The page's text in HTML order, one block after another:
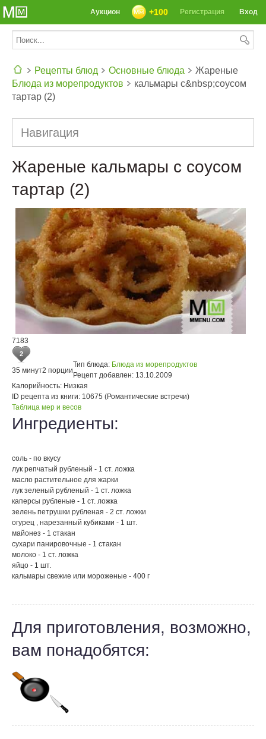
Вход
Регистрация
+100
Аукцион
Рецепты блюд
Основные блюда
Блюда из морепродуктов
Жареные
кальмары с&nbsp;соусом
тартар (2)
Навигация
Жареные кальмары с соусом
тартар (2)
7183
2
35 минут2 порции
Тип блюда: Блюда из морепродуктов
Рецепт добавлен: 13.10.2009
Калорийность: Низкая
ID рецепта из книги: 10675 (Романтические встречи)
Таблица мер и весов
Ингредиенты:
соль - по вкусу
лук репчатый рубленый - 1 ст. ложка
масло растительное для жарки
лук зеленый рубленый - 1 ст. ложка
каперсы рубленые - 1 ст. ложка
зелень петрушки рубленая - 2 ст. ложки
огурец , нарезанный кубиками - 1 шт.
майонез - 1 стакан
сухари панировочные - 1 стакан
молоко - 1 ст. ложка
яйцо - 1 шт.
кальмары свежие или мороженые - 400 г
Для приготовления, возможно,
вам понадобятся: